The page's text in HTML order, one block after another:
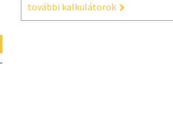
további kalkulátorok